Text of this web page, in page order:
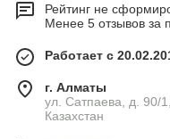
Расшифровка
«Г» - гибкий;
«ХЛ» - означают класс
КГ, эксплуатация в
Рейтинг не
Менее 5 отзывов за
Работает с
г. Алматы
ул. Сатпаева, д. 90/
Казахстан